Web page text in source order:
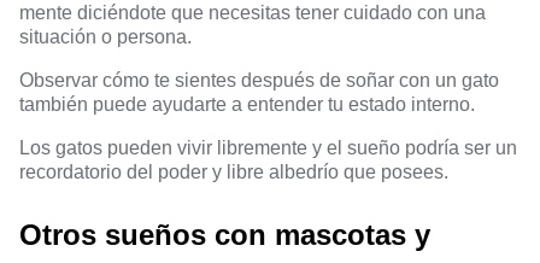
mente diciéndote que necesitas tener cuidado con una
situación o persona.
Observar cómo te sientes después de soñar con un gato
también puede ayudarte a entender tu estado interno.
Los gatos pueden vivir libremente y el sueño podría ser un
recordatorio del poder y libre albedrío que posees.
Otros sueños con mascotas y